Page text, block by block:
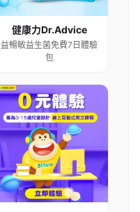
健康力Dr.Advice
益暢敏益生菌免費7日體驗
包